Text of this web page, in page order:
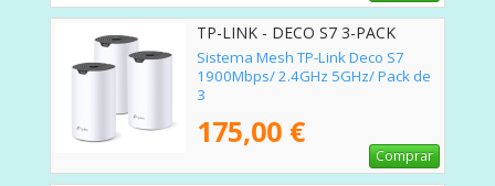
TP-LINK - DECO S7 3-PACK
Sistema Mesh TP-Link Deco S7
1900Mbps/ 2.4GHz 5GHz/ Pack de
3
175,00 €
Comprar